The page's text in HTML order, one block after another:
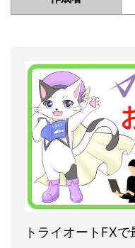
トライオートFX